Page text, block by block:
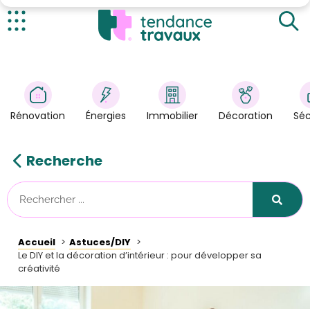
Énergies
Immobilier
Astuces/DIY
Tendance Travaux
Kit partenaire
À propos
Rénovation Énergies Immobilier Décoration
Recherche
Accueil
Astuces/DIY
Le DIY et la décoration d’intérieur : pour développer sa
créativité
Acquérir des compétences grâce à la décoration
d'intérieur